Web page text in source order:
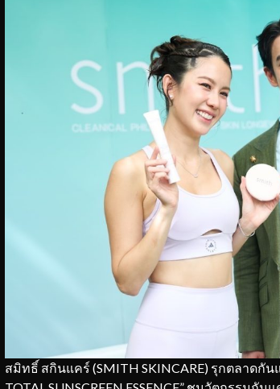
สมิทธิ์ สกินแคร์ (SMITH SKINCARE) รุกตลาดกั